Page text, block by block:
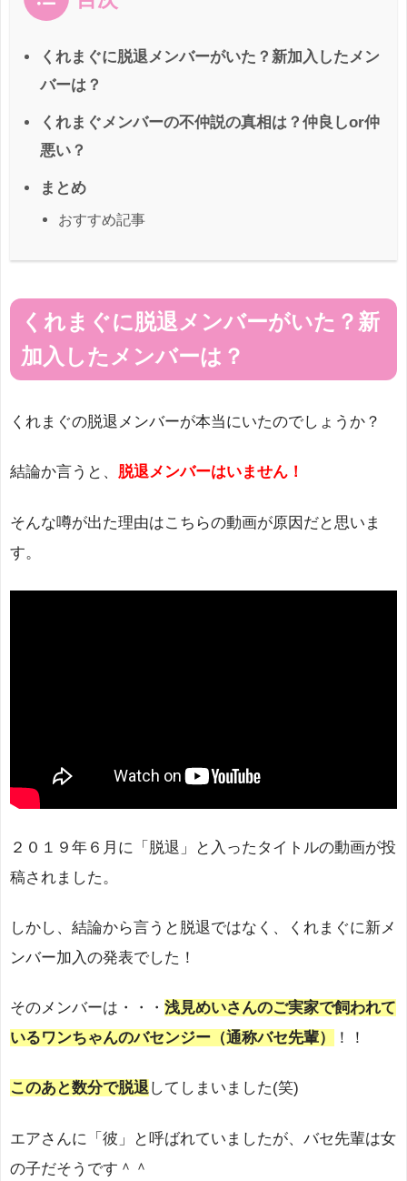
くれまぐに脱退メンバーがいた？新加入したメン
バーは？
くれまぐメンバーの不仲説の真相は？仲良しor仲
悪い？
まとめ
おすすめ記事
くれまぐに脱退メンバーがいた？新
加入したメンバーは？
くれまぐの脱退メンバーが本当にいたのでしょうか？
結論か言うと、 脱退メンバーはいません！
そんな噂が出た理由はこちらの動画が原因だと思いま
す。
２０１９年６月に「脱退」と入ったタイトルの動画が投
稿されました。
しかし、結論から言うと脱退ではなく、くれまぐに新メ
ンバー加入の発表でした！
そのメンバーは・・・ 浅見めいさんのご実家で飼われて
いるワンちゃんのバセンジー（通称バセ先輩）
！！
このあと数分で脱退してしまいました(笑)
エアさんに「彼」と呼ばれていましたが、バセ先輩は女
の子だそうです＾＾